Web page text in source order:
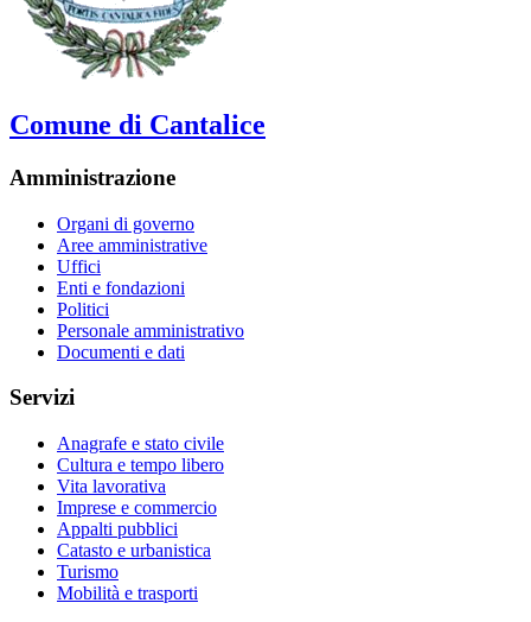
Comune di Cantalice
Amministrazione
Organi di governo
Aree amministrative
Uffici
Enti e fondazioni
Politici
Personale amministrativo
Documenti e dati
Servizi
Anagrafe e stato civile
Cultura e tempo libero
Vita lavorativa
Imprese e commercio
Appalti pubblici
Catasto e urbanistica
Turismo
Mobilità e trasporti